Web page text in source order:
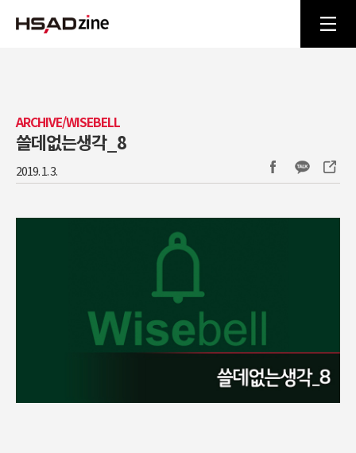
ARCHIVE/WISEBELL
쓸데없는생각_8
2019. 1. 3.